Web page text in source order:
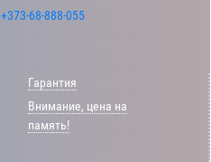
+373-68-888-055
Гарантия
Внимание, цена на
память!